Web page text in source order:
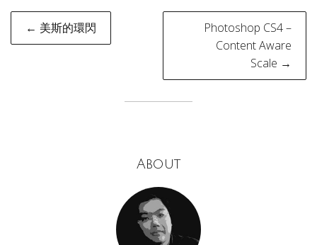
Post
navigation
← 美斯的環閃
Photoshop CS4 –
Content Aware
Scale →
About